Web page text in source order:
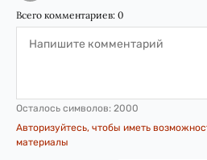
Всего комментариев: 0
Осталось символов: 2000
Авторизуйтесь, чтобы иметь
материалы